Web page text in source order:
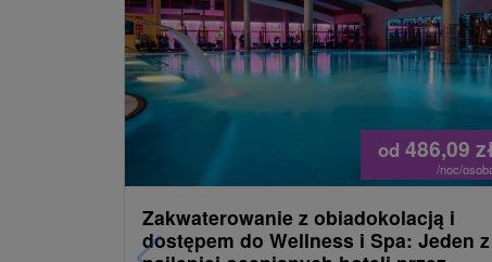
od 486,09
/noc/
Zakwaterowanie z obiadokolacją i
dostępem do Wellness i Spa: Jeden z